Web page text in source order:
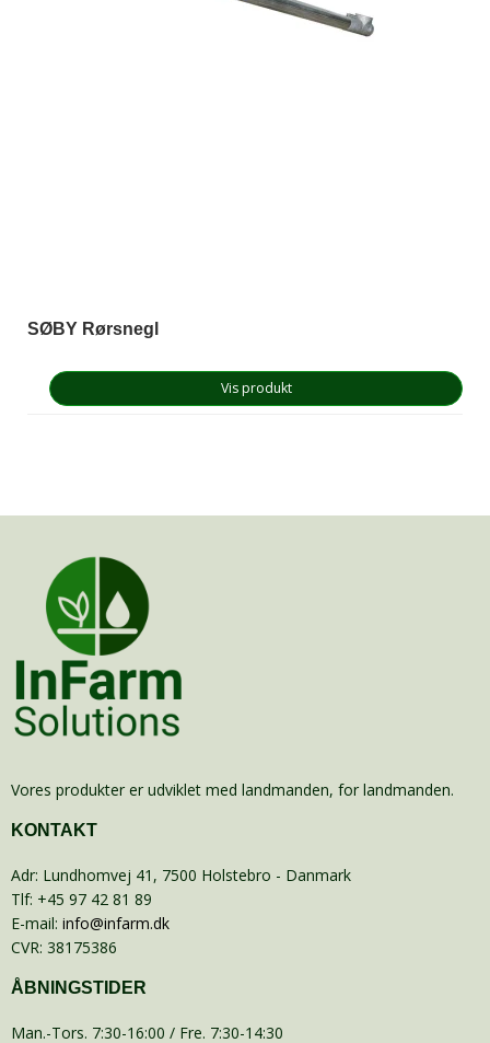
SØBY Rørsnegl
Vis produkt
Vores produkter er udviklet med landmanden, for landmanden.
KONTAKT
Adr: Lundhomvej 41 , 7500 Holstebro - Danmark
Tlf: +45 97 42 81 89
E-mail: info@infarm.dk
CVR: 38175386
ÅBNINGSTIDER
Man.-Tors. 7:30-16:00 / Fre. 7:30-14:30